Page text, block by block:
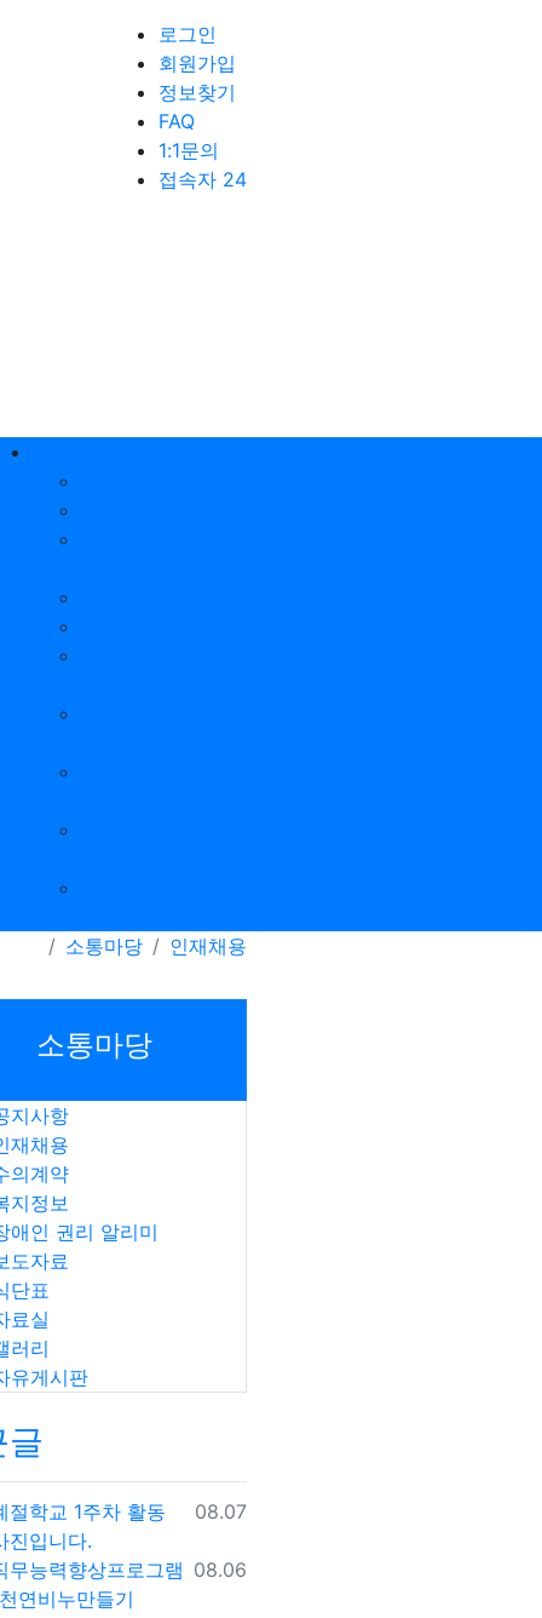
로그인
회원가입
정보찾기
FAQ
1:1문의
접속자 24
소통마당 인재채용
소통마당
지사항
재채용
의계약
지정보
애인 권리 알리미
도자료
단표
료실
러리
유게시판
글
등록일
08.07
절학교 1주차 활동
진입니다.
등록일
08.06
무능력향상프로그램
연비누만들기